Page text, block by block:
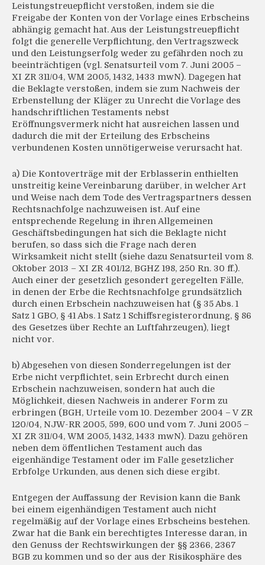
Leistungstreuepflicht verstoßen, indem sie die
Freigabe der Konten von der Vorlage eines Erbscheins
abhängig gemacht hat. Aus der Leistungstreuepflicht
folgt die generelle Verpflichtung, den Vertragszweck
und den Leistungserfolg weder zu gefährden noch zu
beeinträchtigen (vgl. Senatsurteil vom 7. Juni 2005 –
XI ZR 311/04, WM 2005, 1432, 1433 mwN). Dagegen hat
die Beklagte verstoßen, indem sie zum Nachweis der
Erbenstellung der Kläger zu Unrecht die Vorlage des
handschriftlichen Testaments nebst
Eröffnungsvermerk nicht hat ausreichen lassen und
dadurch die mit der Erteilung des Erbscheins
verbundenen Kosten unnötigerweise verursacht hat.
a) Die Kontoverträge mit der Erblasserin enthielten
unstreitig keine Vereinbarung darüber, in welcher Art
und Weise nach dem Tode des Vertragspartners dessen
Rechtsnachfolge nachzuweisen ist. Auf eine
entsprechende Regelung in ihren Allgemeinen
Geschäftsbedingungen hat sich die Beklagte nicht
berufen, so dass sich die Frage nach deren
Wirksamkeit nicht stellt (siehe dazu Senatsurteil vom 8.
Oktober 2013 – XI ZR 401/12, BGHZ 198, 250 Rn. 30 ff.).
Auch einer der gesetzlich gesondert geregelten Fälle,
in denen der Erbe die Rechtsnachfolge grundsätzlich
durch einen Erbschein nachzuweisen hat (§ 35 Abs. 1
Satz 1 GBO, § 41 Abs. 1 Satz 1 Schiffsregisterordnung, § 86
des Gesetzes über Rechte an Luftfahrzeugen), liegt
nicht vor.
b) Abgesehen von diesen Sonderregelungen ist der
Erbe nicht verpflichtet, sein Erbrecht durch einen
Erbschein nachzuweisen, sondern hat auch die
Möglichkeit, diesen Nachweis in anderer Form zu
erbringen (BGH, Urteile vom 10. Dezember 2004 – V ZR
120/04, NJW-RR 2005, 599, 600 und vom 7. Juni 2005 –
XI ZR 311/04, WM 2005, 1432, 1433 mwN). Dazu gehören
neben dem öffentlichen Testament auch das
eigenhändige Testament oder im Falle gesetzlicher
Erbfolge Urkunden, aus denen sich diese ergibt.
Entgegen der Auffassung der Revision kann die Bank
bei einem eigenhändigen Testament auch nicht
regelmäßig auf der Vorlage eines Erbscheins bestehen.
Zwar hat die Bank ein berechtigtes Interesse daran, in
den Genuss der Rechtswirkungen der §§ 2366, 2367
BGB zu kommen und so der aus der Risikosphäre des